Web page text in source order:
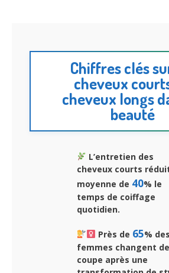
Chiffres clés
cheveux
cheveux longs
beauté
L’entretien des
cheveux courts
moyenne de 40% le
temps de coiffage
quotidien.
Près de 65% des
femmes changent de
coupe après une